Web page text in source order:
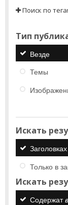
Поиск по
Тип
Везде
Темы
Искать
Только в
Искать
Содержат